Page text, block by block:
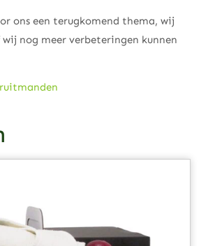
ons een terugkomend thema, wij
nog meer verbeteringen kunnen